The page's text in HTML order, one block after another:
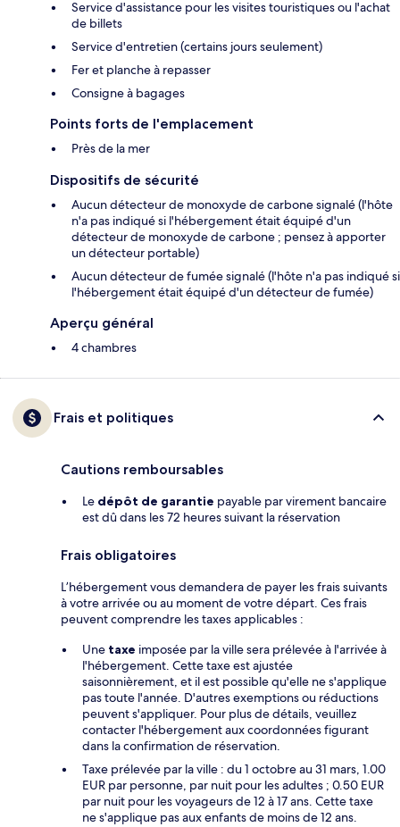
Service d'assistance pour les visites touristiques ou l'achat
de billets
Service d'entretien (certains jours seulement)
Fer et planche à repasser
Consigne à bagages
Points forts de l'emplacement
Près de la mer
Dispositifs de sécurité
Aucun détecteur de monoxyde de carbone signalé (l'hôte
n'a pas indiqué si l'hébergement était équipé d'un
détecteur de monoxyde de carbone ; pensez à apporter
un détecteur portable)
Aucun détecteur de fumée signalé (l'hôte n'a pas indiqué si
l'hébergement était équipé d'un détecteur de fumée)
Aperçu général
4 chambres
Frais et politiques
Cautions remboursables
Le dépôt de garantie payable par virement bancaire
est dû dans les 72 heures suivant la réservation
Frais obligatoires
L’hébergement vous demandera de payer les frais suivants
à votre arrivée ou au moment de votre départ. Ces frais
peuvent comprendre les taxes applicables :
Une taxe imposée par la ville sera prélevée à l'arrivée à
l'hébergement. Cette taxe est ajustée
saisonnièrement, et il est possible qu'elle ne s'applique
pas toute l'année. D'autres exemptions ou réductions
peuvent s'appliquer. Pour plus de détails, veuillez
contacter l'hébergement aux coordonnées figurant
dans la confirmation de réservation.
Taxe prélevée par la ville : du 1 octobre au 31 mars, 1.00
EUR par personne, par nuit pour les adultes ; 0.50 EUR
par nuit pour les voyageurs de 12 à 17 ans. Cette taxe
ne s'applique pas aux enfants de moins de 12 ans.